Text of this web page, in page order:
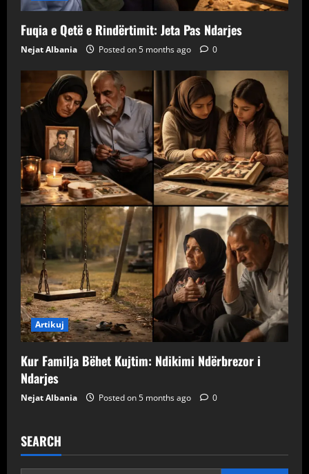
Fuqia e Qetë e Rindërtimit: Jeta Pas Ndarjes
Nejat Albania Posted on 5 months ago 0
Artikuj
Kur Familja Bëhet Kujtim: Ndikimi Ndërbrezor i
Ndarjes
Nejat Albania Posted on 5 months ago 0
SEARCH